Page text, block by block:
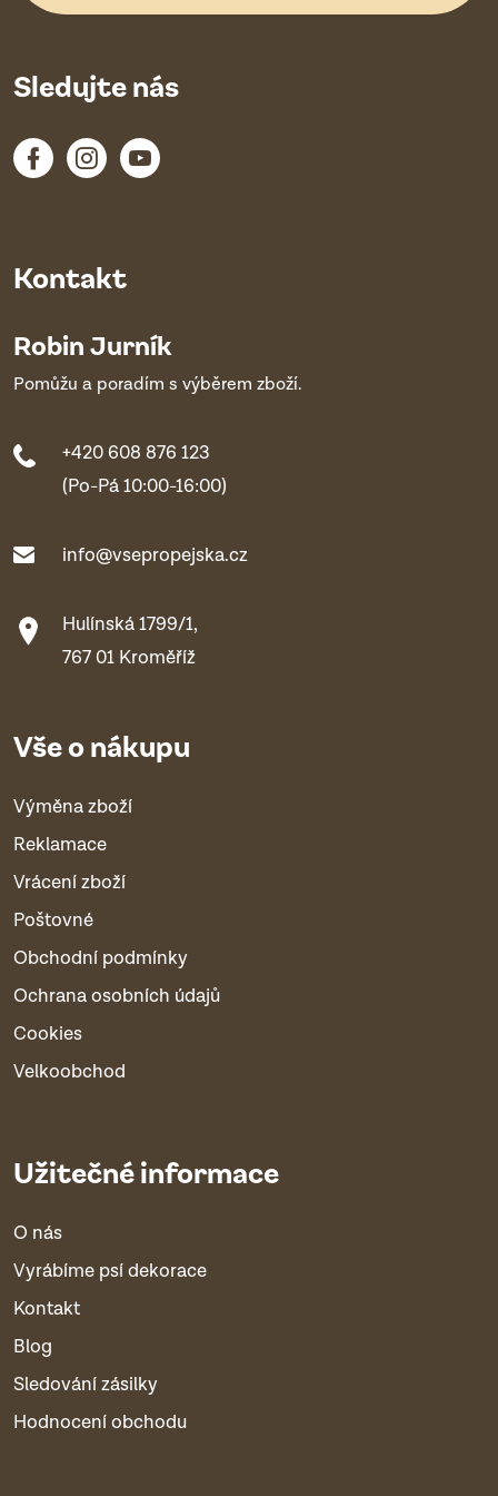
Kontakt
Robin Jurník
Pomůžu a poradím s výběrem zboží.
+420 608 876 123
(Po-Pá 10:00-16:00)
info@vsepropejska.cz
Hulínská 1799/1,
767 01 Kroměříž
Vše o nákupu
Výměna zboží
Reklamace
Vrácení zboží
Poštovné
Obchodní podmínky
Ochrana osobních údajů
Cookies
Velkoobchod
Užitečné informace
O nás
Vyrábíme psí dekorace
Kontakt
Blog
Sledování zásilky
Hodnocení obchodu
Sledujte nás